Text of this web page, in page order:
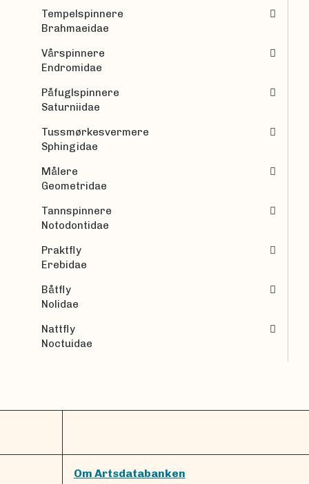
Tempelspinnere
Brahmaeidae
Vårspinnere
Endromidae
Påfuglspinnere
Saturniidae
Tussmørkesvermere
Sphingidae
Målere
Geometridae
Tannspinnere
Notodontidae
Praktfly
Erebidae
Båtfly
Nolidae
Nattfly
Noctuidae
Om Artsdatabanken